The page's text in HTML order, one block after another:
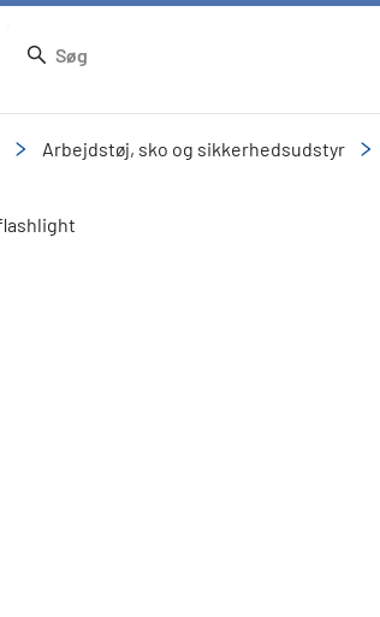
Arbejdstøj, sko og sikkerhedsudstyr